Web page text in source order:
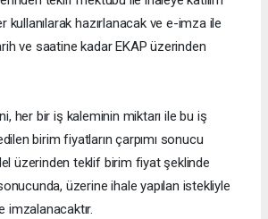
kullanılarak hazırlanacak ve e-imza ile
ve saatine kadar EKAP üzerinden
her bir iş kaleminin miktarı ile bu iş
birim fiyatların çarpımı sonucu
üzerinden teklif birim fiyat şeklinde
üzerine ihale yapılan istekliyle